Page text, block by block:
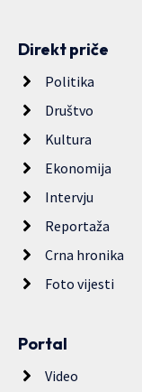
Direkt priče
Politika
Društvo
Kultura
Ekonomija
Intervju
Reportaža
Crna hronika
Foto vijesti
Portal
Video